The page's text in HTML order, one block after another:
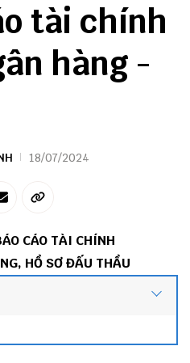
tài chính
hàng -
18/07/2024
CÁO TÀI CHÍNH
HỒ SƠ ĐẤU THẦU